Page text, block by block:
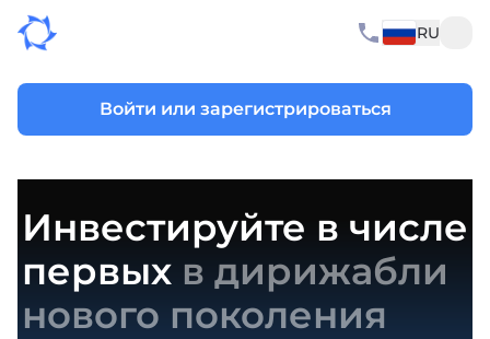
RU
Войти или зарегистрироваться
Инвестируйте в числе
первых в дирижабли
нового поколения